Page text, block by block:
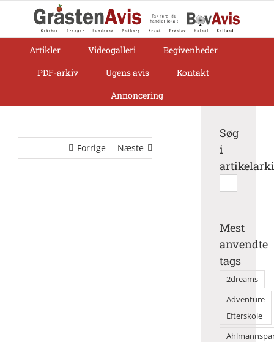
Artikler
Videogalleri
Begivenheder
PDF-arkiv
Ugens avis
Kontakt
Annoncering
Forrige Næste
Søg
i
efter:
Mest
anvendte
tags
2dreams
Adventure
Efterskole